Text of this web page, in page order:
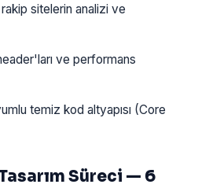
sitelerin analizi ve
ve performans
temiz kod altyapısı (Core
Süreci — 6